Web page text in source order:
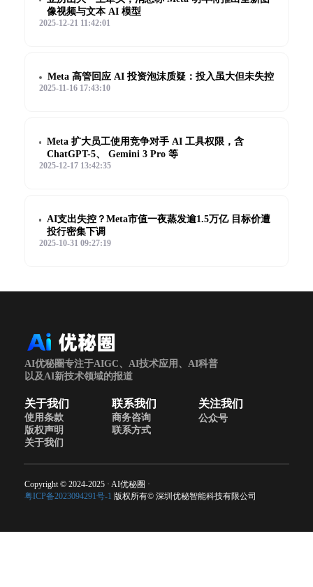
像视频与文本 AI 模型
2025-12-21 11:42:01
Meta 高管回应 AI 投资泡沫质疑：投入虽大但未失控
2025-11-16 17:43:10
Meta 扩大员工使用竞争对手 AI 工具权限，含
ChatGPT-5、 Gemini 3 Pro 等
2025-12-17 13:42:35
AI支出失控？Meta市值一夜蒸发逾1.5万亿 目标价遭
投行密集下调
2025-10-31 09:27:19
AI优秘圈专注于AIGC、AI技术应用、AI科普
以及AI新技术领域的报道
关于我们
使用条款
版权声明
关于我们
联系我们
商务咨询
联系方式
关注我们
公众号
Copyright © 2024-2025 · AI优秘圈 ·
粤ICP备2023094291号-1 版权所有© 深圳优秘智能科技有限公司